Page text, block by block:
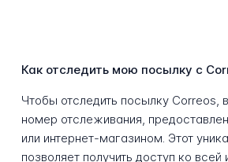
Как отследить мою посылку с
Чтобы отследить посылку Correos,
номер отслеживания,
или интернет-магазином. Этот
позволяет получить доступ ко